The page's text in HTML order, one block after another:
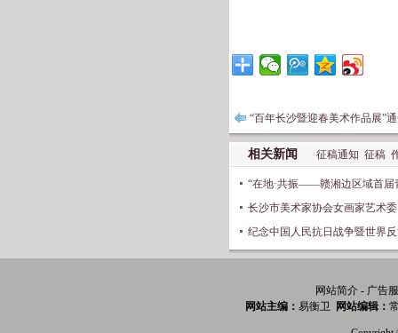
“百年长沙暨迎春美术作品展”
相关新闻 征稿通知 征稿
“在地·共振——赣湘边区域首届
长沙市美术家协会女画家艺术
纪念中国人民抗日战争暨世界
网站简介 - 广告
网站主编： 易衡卫 网站编辑：